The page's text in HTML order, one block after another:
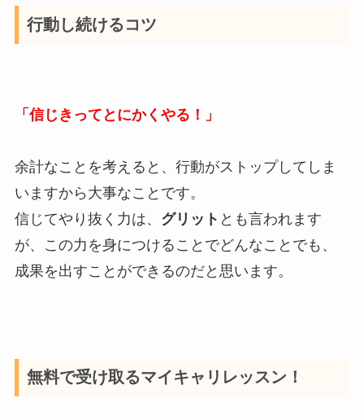
行動し続けるコツ
「信じきってとにかくやる！」
余計なことを考えると、行動がストップしてしま
いますから大事なことです。
信じてやり抜く力は、 グリット とも言われます
が、この力を身につけることでどんなことでも、
成果を出すことができるのだと思います。
無料で受け取るマイキャリレッスン！